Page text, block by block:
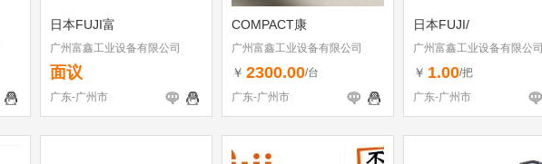
日本FUJI富
广州富鑫工业设备有限公司
面议
广东-广州市
COMPACT康
广州富鑫工业设备有限公司
￥ 2300.00/台
广东-广州市
日本FUJI/
广州富鑫工业设备有限公司
￥ 1.00/把
广东-广州市